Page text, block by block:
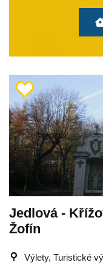
Jedlová -
Žofín
Výlety, Turistické